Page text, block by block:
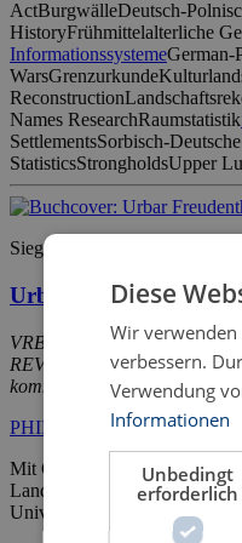
ActBurgwälleDeutsch-
HistoryFrühmittelalterliche
InformationssystemeGerman-
WarsGrenzurkunde
Reconstruction
Names ResearchRaumstatistik
SettlementsSorbisch-
StatisticsStrongholdsUpper
Siegfried Hanke, Rainer Vogel
Urbar Freudenthal /
VRBARIUM oder
REVIDIRT vnd
kommentiert von Siegfried
PHILOLOGIA –
Mit Geleitworten von Ředitel
Landesarchivs in Opava, und
Universität Regensburg.
Diese
Wir
verbessern.
Verwendung
Informationen
Unbedingt
erforderlich